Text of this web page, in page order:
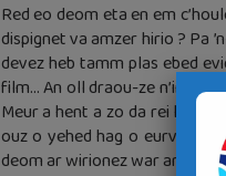
Red eo deom eta en em
dispignet va amzer hirio ? Pa
devez heb tamm plas ebed
film… An oll draou-ze n’int
Meur a hent a zo da rei
ouz o yehed hag o eurvad, a
deom ar wirionez war ar pez a